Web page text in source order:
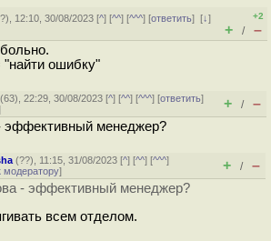
), 12:10, 30/08/2023 [^] [^^] [^^^] [ответить][↓]
+2
+ / –
"найти ошибку"
(63), 22:29, 30/08/2023 [^] [^^] [^^^] [ответить]
+ / –
эффективный менеджер?
(??), 11:15, 31/08/2023 [^] [^^] [^^^]
модератору] + / –
- эффективный менеджер?
всем отделом.